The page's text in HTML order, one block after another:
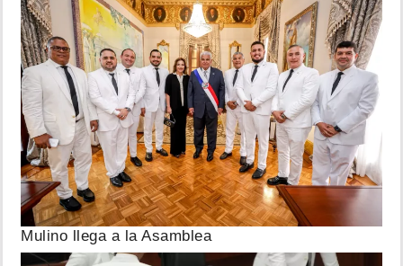
Mulino llega a la Asamblea